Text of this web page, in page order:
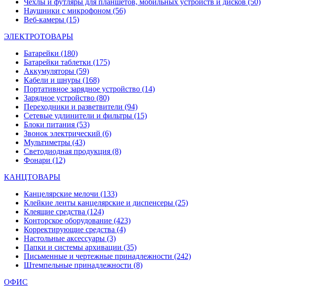
Чехлы и футляры для планшетов, мобильных устройств и дисков (50)
Наушники с микрофоном (56)
Веб-камеры (15)
ЭЛЕКТРОТОВАРЫ
Батарейки (180)
Батарейки таблетки (175)
Аккумуляторы (59)
Кабели и шнуры (168)
Портативное зарядное устройство (14)
Зарядное устройство (80)
Переходники и разветвители (94)
Сетевые удлинители и фильтры (15)
Блоки питания (53)
Звонок электрический (6)
Мультиметры (43)
Светодиодная продукция (8)
Фонари (12)
КАНЦТОВАРЫ
Канцелярские мелочи (133)
Клейкие ленты канцелярские и диспенсеры (25)
Клеящие средства (124)
Конторское оборудование (423)
Корректирующие средства (4)
Настольные аксессуары (3)
Папки и системы архивации (35)
Письменные и чертежные принадлежности (242)
Штемпельные принадлежности (8)
ОФИС